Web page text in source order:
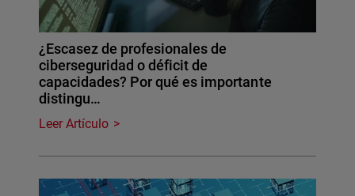
¿Escasez de profesionales de
ciberseguridad o déficit de
capacidades? Por qué es importante
distingu…
Leer Artículo